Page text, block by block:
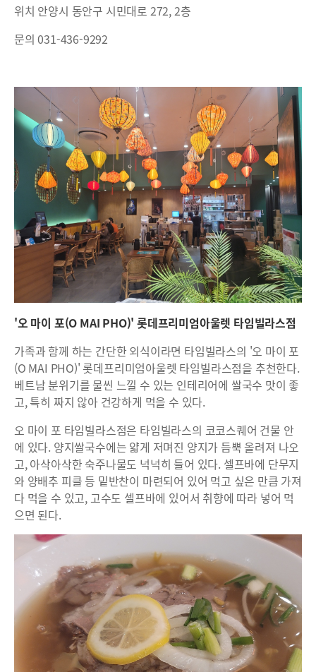
위치 안양시 동안구 시민대로 272, 2층
문의 031-436-9292
'오 마이 포(O MAI PHO)' 롯데프리미엄아울렛 타임빌라스점
가족과 함께 하는 간단한 외식이라면 타임빌라스의 '오 마이 포
(O MAI PHO)' 롯데프리미엄아울렛 타임빌라스점을 추천한다.
베트남 분위기를 물씬 느낄 수 있는 인테리어에 쌀국수 맛이 좋
고, 특히 짜지 않아 건강하게 먹을 수 있다.
오 마이 포 타임빌라스점은 타임빌라스의 코코스퀘어 건물 안
에 있다. 양지쌀국수에는 얇게 저며진 양지가 듬뿍 올려져 나오
고, 아삭아삭한 숙주나물도 넉넉히 들어 있다. 셀프바에 단무지
와 양배추 피클 등 밑반찬이 마련되어 있어 먹고 싶은 만큼 가져
다 먹을 수 있고, 고수도 셀프바에 있어서 취향에 따라 넣어 먹
으면 된다.